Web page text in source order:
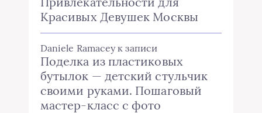
Красивых Девушек Москвы
Daniele Ramaceyк записи
Поделка из пластиковых
бутылок — детский стульчик
своими руками. Пошаговый
мастер-класс с фото